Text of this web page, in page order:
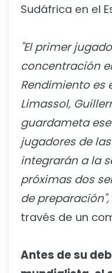
Sudáfrica en el
"El primer
concentración
Rendimiento es
Limassol,
guardameta
jugadores de
integrarán a la
próximas dos
de preparación",
través de un
Antes de su